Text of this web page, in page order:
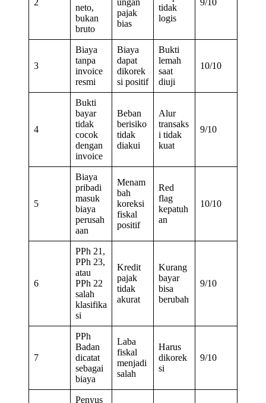
neto,
bukan
bruto
pajak
bias
tidak
logis
3
Biaya
tanpa
invoice
resmi
Biaya
dapat
dikorek
si positif
Bukti
lemah
saat
diuji
10/10
4
Bukti
bayar
tidak
cocok
dengan
invoice
Beban
berisiko
tidak
diakui
Alur
transaks
i tidak
kuat
9/10
5
Biaya
pribadi
masuk
biaya
perusah
aan
Menam
bah
koreksi
fiskal
positif
Red
flag
kepatuh
an
10/10
6
PPh 21,
PPh 23,
atau
PPh 22
salah
klasifika
si
Kredit
pajak
tidak
akurat
Kurang
bayar
bisa
berubah
9/10
7
PPh
Badan
dicatat
sebagai
biaya
Laba
fiskal
menjadi
salah
Harus
dikorek
si
9/10
Penyus